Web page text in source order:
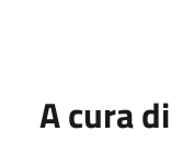
A cura di